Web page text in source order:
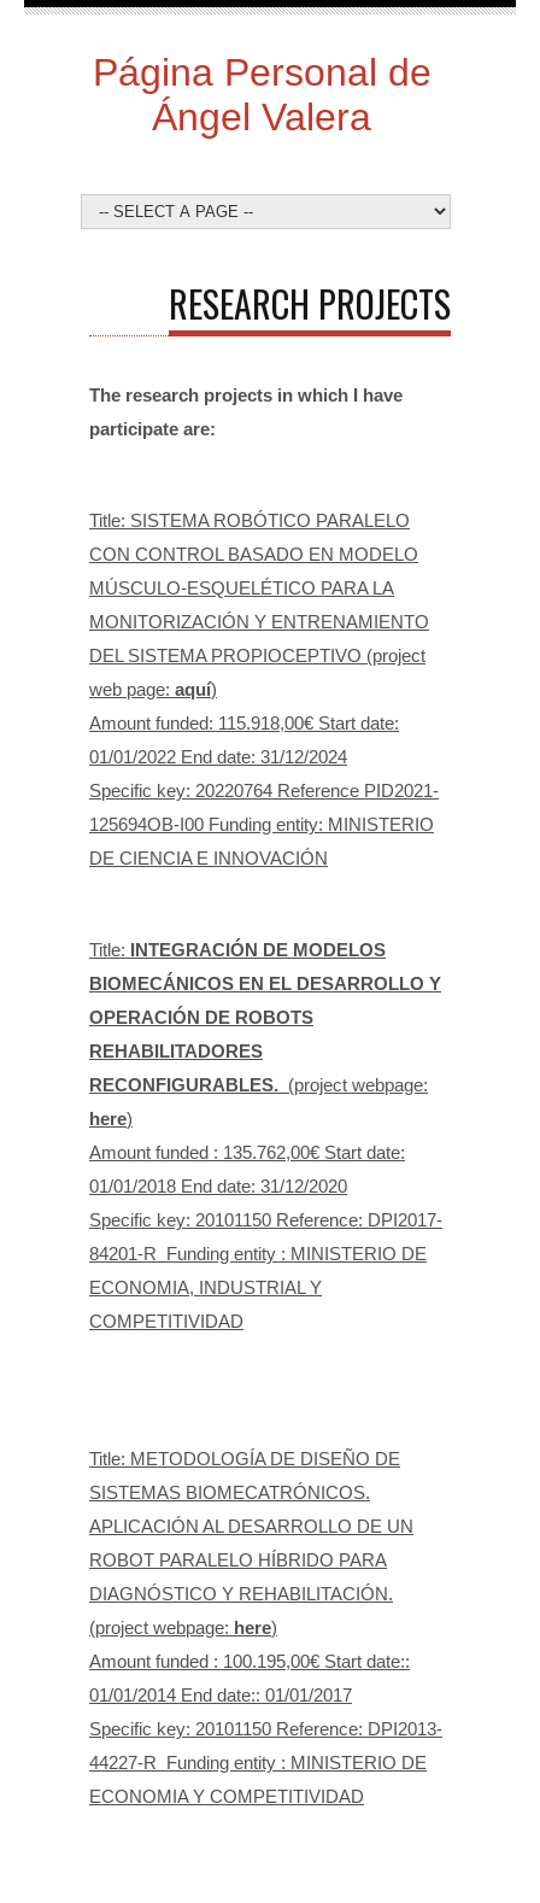
Página Personal de
Ángel Valera
RESEARCH PROJECTS
The research projects in which I have
participate are:
Title: SISTEMA ROBÓTICO PARALELO
CON CONTROL BASADO EN MODELO
MÚSCULO-ESQUELÉTICO PARA LA
MONITORIZACIÓN Y ENTRENAMIENTO
DEL SISTEMA PROPIOCEPTIVO (project
web page: aquí)
Amount funded: 115.918,00€ Start date:
01/01/2022 End date: 31/12/2024
Specific key: 20220764 Reference PID2021-
125694OB-I00 Funding entity: MINISTERIO
DE CIENCIA E INNOVACIÓN
Title: INTEGRACIÓN DE MODELOS
BIOMECÁNICOS EN EL DESARROLLO Y
OPERACIÓN DE ROBOTS
REHABILITADORES
RECONFIGURABLES. (project webpage:
here)
Amount funded : 135.762,00€ Start date:
01/01/2018 End date: 31/12/2020
Specific key: 20101150 Reference: DPI2017-
84201-R Funding entity : MINISTERIO DE
ECONOMIA, INDUSTRIAL Y
COMPETITIVIDAD
Title: METODOLOGÍA DE DISEÑO DE
SISTEMAS BIOMECATRÓNICOS.
APLICACIÓN AL DESARROLLO DE UN
ROBOT PARALELO HÍBRIDO PARA
DIAGNÓSTICO Y REHABILITACIÓN.
(project webpage: here)
Amount funded : 100.195,00€ Start date::
01/01/2014 End date:: 01/01/2017
Specific key: 20101150 Reference: DPI2013-
44227-R Funding entity : MINISTERIO DE
ECONOMIA Y COMPETITIVIDAD